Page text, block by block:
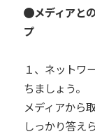
メディアと
プ
１、ネットワ
ちましょう。
メディアから
しっかり答え